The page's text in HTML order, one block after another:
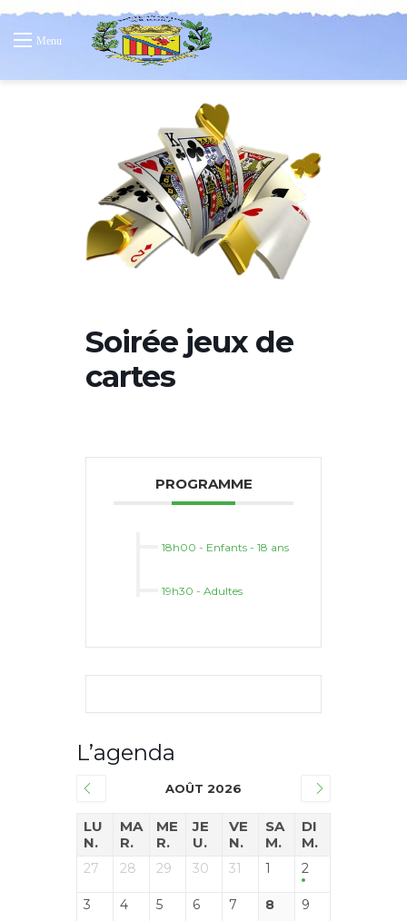
Menu
Soirée jeux de
cartes
PROGRAMME
18h00 - Enfants - 18 ans
19h30 - Adultes
L’agenda
AOÛT 2026
LU
N.
MA
R.
ME
R.
JE
U.
VE
N.
SA
M.
DI
M.
27 28 29 30 31 1 2
3 4 5 6 7 8 9